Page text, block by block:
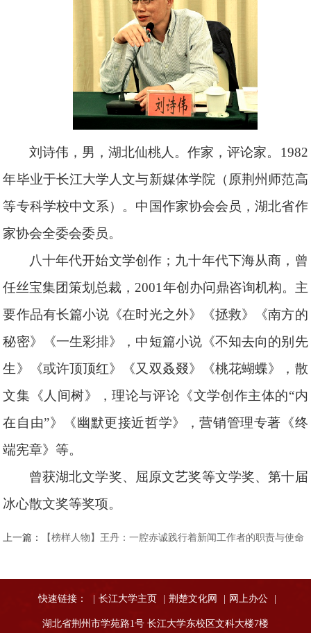
刘诗伟，男，湖北仙桃人。作家，评论家。1982
年毕业于长江大学人文与新媒体学院（原荆州师范高
等专科学校中文系）。中国作家协会会员，湖北省作
家协会全委会委员。
八十年代开始文学创作；九十年代下海从商，曾
任丝宝集团策划总裁，2001年创办问鼎咨询机构。 主
要作品有长篇小说《在时光之外》《拯救》《南方的
秘密》《一生彩排》
， 中短篇小说《不知去向的别先
生》《或许顶顶红》《又双叒叕》《桃花蝴蝶》
， 散
文集《人间树》
，理论与评论《文学创作主体的“内
在自由”》《幽默更接近哲学》
，营销管理专著《终
端宪章》等。
曾获湖北文学奖、屈原文艺奖等文学奖、第十届
冰心散文奖等奖项。
上一篇： 【榜样人物】王丹：一腔赤诚践行着新闻工作者的职责与使命
快速链接： 长江大学主页 荆楚文化网 网上办公
湖北省荆州市学苑路1号 长江大学东校区文科大楼7楼